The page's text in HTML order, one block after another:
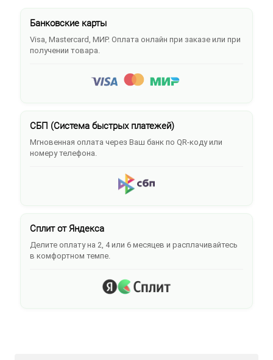
Банковские карты
Visa, Mastercard, МИР. Оплата онлайн при заказе или при
получении товара.
СБП (Система быстрых платежей)
Мгновенная оплата через Ваш банк по QR-коду или
номеру телефона.
Сплит от Яндекса
Делите оплату на 2, 4 или 6 месяцев и расплачивайтесь
в комфортном темпе.